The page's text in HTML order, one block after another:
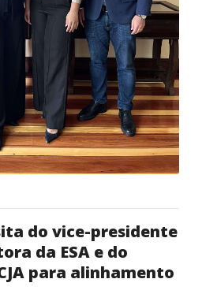
do vice-presidente
da ESA e do
para alinhamento